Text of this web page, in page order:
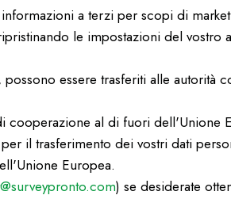
a terzi per scopi di
le impostazioni del
essere trasferiti alle autorità
cooperazione al di fuori
il trasferimento dei vostri dati
Europea.
) se desiderate